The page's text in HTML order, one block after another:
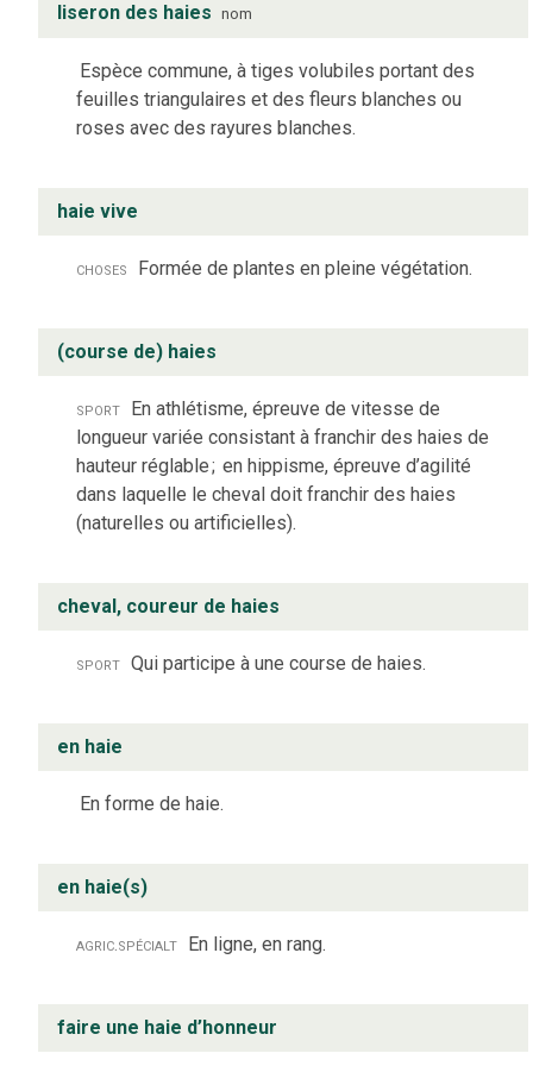
liseron des haies nom
Espèce commune, à tiges volubiles portant des
feuilles triangulaires et des fleurs blanches ou
roses avec des rayures blanches.
haie vive
choses Formée de plantes en pleine végétation.
(course de) haies
sport En athlétisme, épreuve de vitesse de
longueur variée consistant à franchir des haies de
hauteur réglable; en hippisme, épreuve d’agilité
dans laquelle le cheval doit franchir des haies
(naturelles ou artificielles).
cheval, coureur de haies
sport Qui participe à une course de haies.
en haie
En forme de haie.
en haie(s)
agric.spécialt En ligne, en rang.
faire une haie d’honneur